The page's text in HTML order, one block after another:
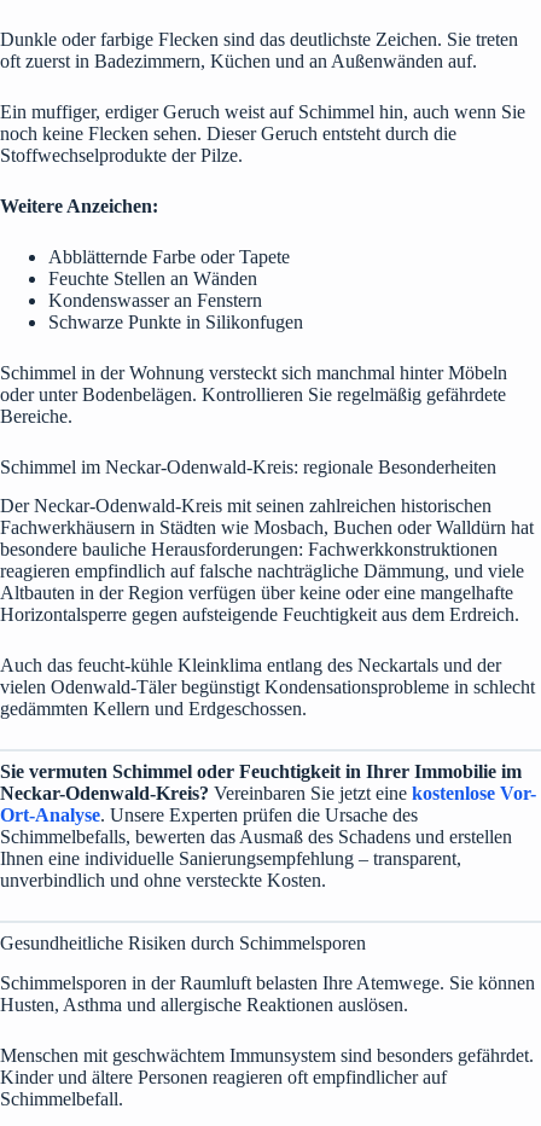
Dunkle oder farbige Flecken sind das deutlichste Zeichen. Sie treten
oft zuerst in Badezimmern, Küchen und an Außenwänden auf.
Ein muffiger, erdiger Geruch weist auf Schimmel hin, auch wenn Sie
noch keine Flecken sehen. Dieser Geruch entsteht durch die
Stoffwechselprodukte der Pilze.
Weitere Anzeichen:
Abblätternde Farbe oder Tapete
Feuchte Stellen an Wänden
Kondenswasser an Fenstern
Schwarze Punkte in Silikonfugen
Schimmel in der Wohnung versteckt sich manchmal hinter Möbeln
oder unter Bodenbelägen. Kontrollieren Sie regelmäßig gefährdete
Bereiche.
Schimmel im Neckar-Odenwald-Kreis: regionale Besonderheiten
Der Neckar-Odenwald-Kreis mit seinen zahlreichen historischen
Fachwerkhäusern in Städten wie Mosbach, Buchen oder Walldürn hat
besondere bauliche Herausforderungen: Fachwerkkonstruktionen
reagieren empfindlich auf falsche nachträgliche Dämmung, und viele
Altbauten in der Region verfügen über keine oder eine mangelhafte
Horizontalsperre gegen aufsteigende Feuchtigkeit aus dem Erdreich.
Auch das feucht-kühle Kleinklima entlang des Neckartals und der
vielen Odenwald-Täler begünstigt Kondensationsprobleme in schlecht
gedämmten Kellern und Erdgeschossen.
Sie vermuten Schimmel oder Feuchtigkeit in Ihrer Immobilie im
Neckar-Odenwald-Kreis? Vereinbaren Sie jetzt eine kostenlose Vor-
Ort-Analyse. Unsere Experten prüfen die Ursache des
Schimmelbefalls, bewerten das Ausmaß des Schadens und erstellen
Ihnen eine individuelle Sanierungsempfehlung – transparent,
unverbindlich und ohne versteckte Kosten.
Gesundheitliche Risiken durch Schimmelsporen
Schimmelsporen in der Raumluft belasten Ihre Atemwege. Sie können
Husten, Asthma und allergische Reaktionen auslösen.
Menschen mit geschwächtem Immunsystem sind besonders gefährdet.
Kinder und ältere Personen reagieren oft empfindlicher auf
Schimmelbefall.